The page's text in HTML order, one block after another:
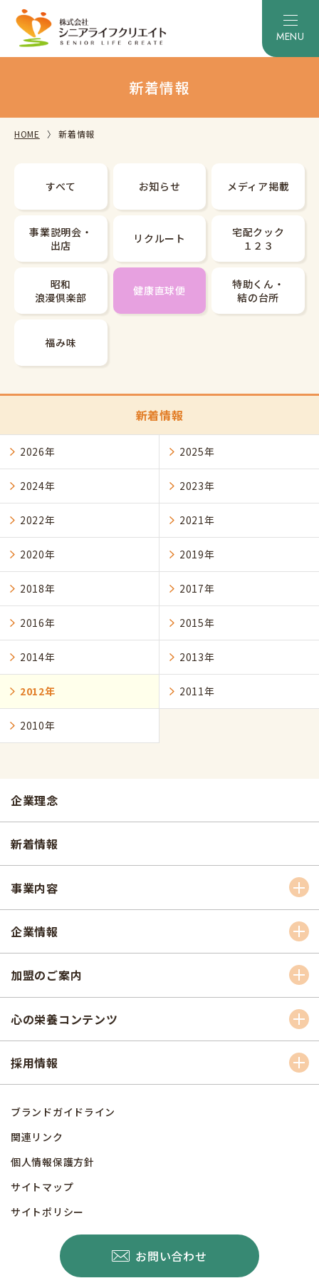
新着情報
HOME 新着情報
すべて お知らせ メディア掲載
事業説明会・
出店
リクルート
宅配クック
１２３
昭和
浪漫倶楽部
健康直球便
特助くん・
結の台所
福み味
新着情報
2026年 2025年
2024年 2023年
2022年 2021年
2020年 2019年
2018年 2017年
2016年 2015年
2014年 2013年
2012年 2011年
2010年
企業理念
新着情報
事業内容
企業情報
加盟のご案内
心の栄養コンテンツ
採用情報
ブランドガイドライン
関連リンク
個人情報保護方針
サイトマップ
サイトポリシー
お問い合わせ